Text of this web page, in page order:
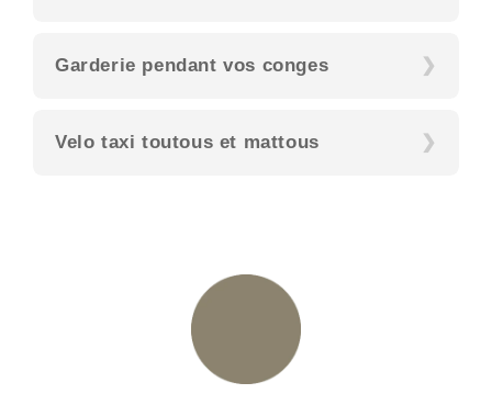
Garderie pendant vos conges
Velo taxi toutous et mattous